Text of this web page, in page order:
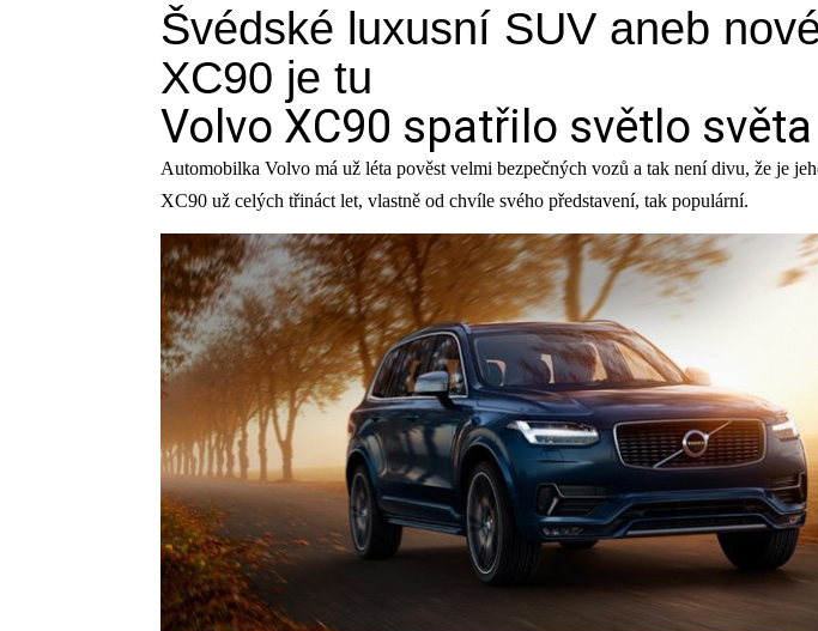
Švédské luxusní SUV aneb
XC90 je tu
Volvo XC90 spatřilo světlo světa
Automobilka Volvo má už léta pověst velmi bezpečných vozů a tak není divu, že je
XC90 už celých třináct let, vlastně od chvíle svého představení, tak populární.